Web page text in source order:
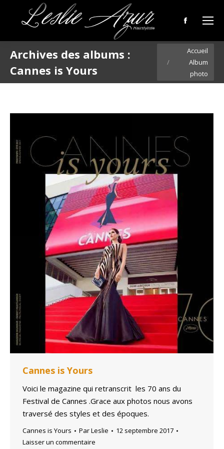
Facebook
page
opens
in
new
Archives des albums :
Cannes is Yours
Vous êtes ici :
Accueil
Album
photo
Cannes is Yours
Voici le magazine qui retranscrit les 70 ans du
Festival de Cannes .Grace aux photos nous avons
traversé des styles et des époques.
Cannes is Yours ParLeslie
12 septembre 2017
Laisser un commentaire